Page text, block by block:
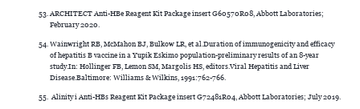
ARCHITECT Anti-HBe Reagent Kit Package insert G60570R08, Abbott Laboratories;
February 2020.
Wainwright RB, McMahon BJ, Bulkow LR, et al.Duration of immunogenicity and efficacy
of hepatitis B vaccine in a Yupik Eskimo population-preliminary results of an 8-year
study.In: Hollinger FB, Lemon SM, Margolis HS, editors.Viral Hepatitis and Liver
Disease.Baltimore: Williams & Wilkins, 1991:762-766.
Alinity i Anti-HBs Reagent Kit Package insert G72481R04, Abbott Laboratories; July 2019.